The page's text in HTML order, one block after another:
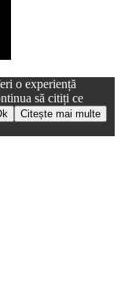
o experiență
să citiți ce
Citește mai multe